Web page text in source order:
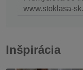
www.stoklasa-
Inšpirácia